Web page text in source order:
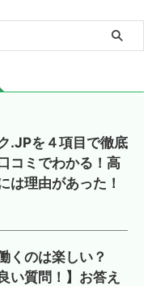
.JPを４項目で徹底
コミでわかる！高
は理由があった！
くのは楽しい？
い質問！】お答え